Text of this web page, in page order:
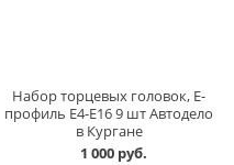
Набор торцевых головок, Е-
профиль Е4-Е16 9 шт Автодело
в Кургане
1 000 руб.